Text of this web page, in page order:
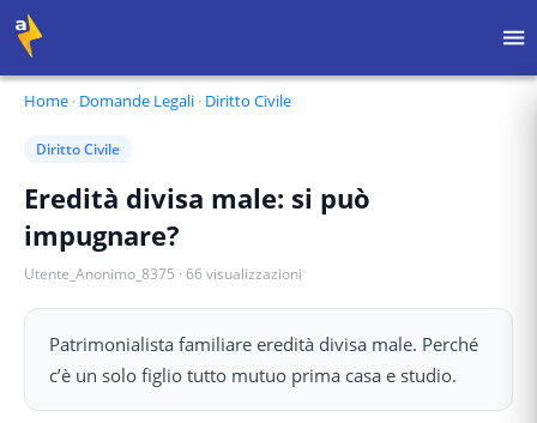
Home · Domande Legali · Diritto Civile
Diritto Civile
Eredità divisa male: si può
impugnare?
Utente_Anonimo_8375 · 66 visualizzazioni
Patrimonialista familiare eredità divisa male. Perché
c’è un solo figlio tutto mutuo prima casa e studio.